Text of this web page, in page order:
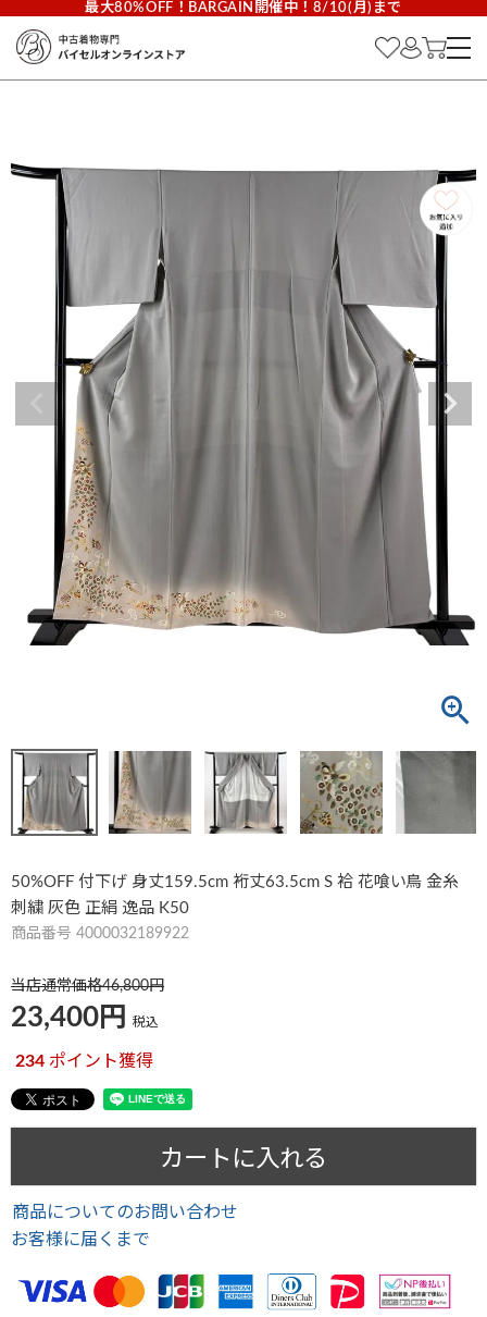
最大80%OFF！BARGAIN開催中！8/10(月)まで
50%OFF 付下げ 身丈159.5cm 裄丈63.5cm S 袷 花喰い鳥 金糸
刺繍 灰色 正絹 逸品 K50
商品番号 4000032189922
当店通常価格46,800
23,400 税込
234 ポイント獲得
カートに入れる
商品についてのお問い合わせ
お客様に届くまで